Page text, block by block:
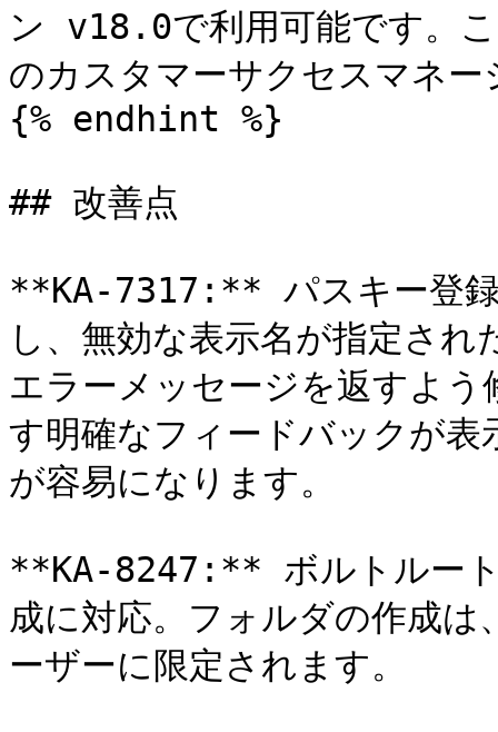
ン v18.0で利用可能です。
のカスタマーサクセスマネ
{% endhint %}
## 改善点
**KA-7317:** パスキー登録
し、無効な表示名が指定さ
エラーメッセージを返すよう
す明確なフィードバックが表
が容易になります。
**KA-8247:** ボルトルート
成に対応。フォルダの作成
ーザーに限定されます。